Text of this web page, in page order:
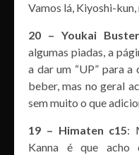
Vamos lá, Kiyoshi-
20 – Youkai
algumas piadas, a
a dar um “UP” para a
beber, mas no geral
sem muito o que
19 – Himaten c15:
Kanna é que acho